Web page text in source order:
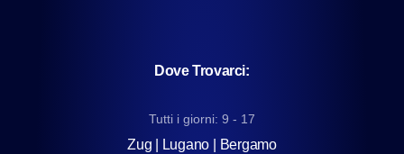
Dove Trovarci:
Tutti i giorni: 9 - 17
Zug | Lugano | Bergamo